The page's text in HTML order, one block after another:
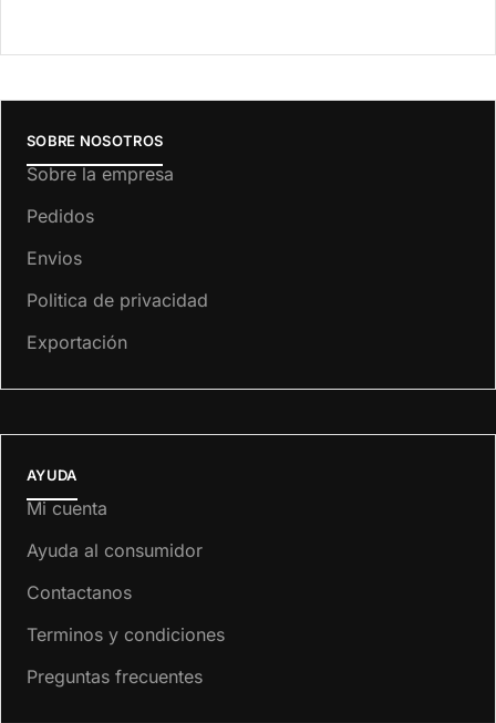
SOBRE NOSOTROS
Sobre la empresa
Pedidos
Envios
Politica de privacidad
Exportación
AYUDA
Mi cuenta
Ayuda al consumidor
Contactanos
Terminos y condiciones
Preguntas frecuentes